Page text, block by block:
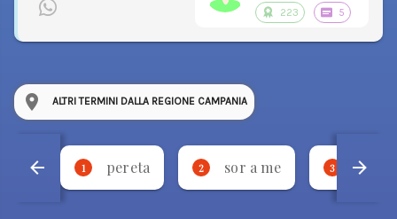
223 5
ALTRI TERMINI DALLA REGIONE CAMPANIA
1 pereta 2 sor a me 3